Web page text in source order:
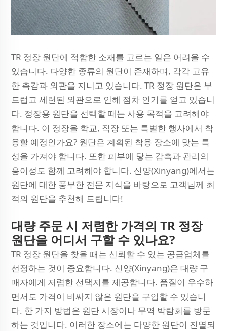
TR 정장 원단에 적합한 소재를 고르는 일은 어려울 수
있습니다. 다양한 종류의 원단이 존재하며, 각각 고유
한 촉감과 외관을 지니고 있습니다. TR 정장 원단은 부
드럽고 세련된 외관으로 인해 점차 인기를 얻고 있습니
다. 정장용 원단을 선택할 때는 사용 목적을 고려해야
합니다. 이 정장을 학교, 직장 또는 특별한 행사에서 착
용할 예정인가요? 원단은 계획된 착용 장소에 맞는 특
성을 가져야 합니다. 또한 피부에 닿는 감촉과 관리의
용이성도 함께 고려해야 합니다. 신양(Xinyang)에서는
원단에 대한 풍부한 전문 지식을 바탕으로 고객님께 최
적의 원단을 추천해 드립니다!
대량 주문 시 저렴한 가격의 TR 정장
원단을 어디서 구할 수 있나요?
TR 정장 원단을 찾을 때는 신뢰할 수 있는 공급업체를
선정하는 것이 중요합니다. 신양(Xinyang)은 대량 구
매자에게 저렴한 선택지를 제공합니다. 품질이 우수하
면서도 가격이 비싸지 않은 원단을 구입할 수 있습니
다. 한 가지 방법은 원단 시장이나 무역 박람회를 방문
하는 것입니다. 이러한 장소에는 다양한 원단이 진열되